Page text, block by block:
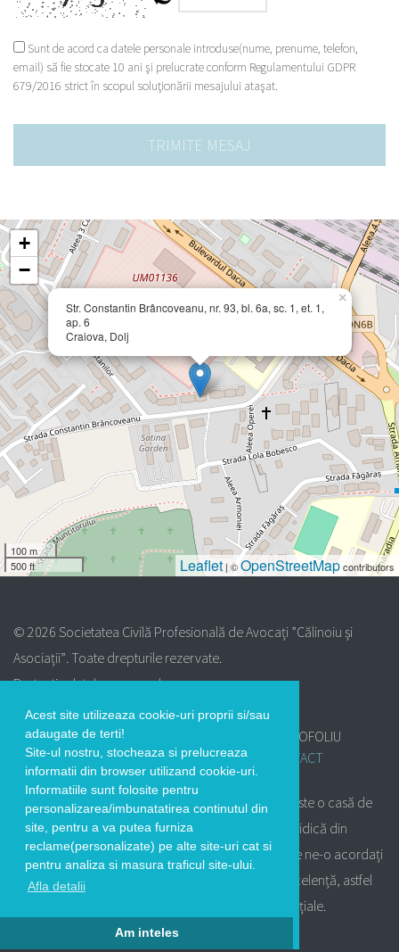
Acest site utilizeaza cookie-uri proprii si/sau
adaugate de terti!
Site-ul nostru, stocheaza si prelucreaza
informatii din browser utilizand cookie-uri.
Informatiile sunt folosite pentru
personalizarea/imbunatatirea continutul din
site, pentru a va putea furniza
reclame(personalizate) pe alte site-uri cat si
pentru analiza si masura traficul site-ului.
Afla detalii
Am inteles
Sunt de acord ca datele personale introduse(nume, prenume, telefon,
email) să fie stocate 10 ani şi prelucrate conform Regulamentului GDPR
679/2016 strict în scopul soluţionării mesajului ataşat.
TRIMITE MESAJ
Str. Constantin Brâncoveanu, nr. 93, bl. 6a, sc. 1, et. 1,
ap. 6
Craiova, Dolj
×
+
−
100 m
500 ft
Leaflet| ©OpenStreetMapcontributors
© 2026 Societatea Civilă Profesională de Avocați ”Călinoiu și
Asociații”. Toate drepturile rezervate.
Protectia datelor personale
CINE SUNTEM NOI?
PORTOFOLIU
ARTICOLE JURIDICE ONORARII CONTACT
Societatea Civilă de Avocați ”Călinoiu și Asociații” este o casă de
avocatură ce s-a impus pe piața de consultanță juridică din
România de mai bine de 10 ani. Încrederea pe care ne-o acordați
va fi încununată cu devotamentul nostru pentru excelență, astfel
încât să beneficiați de cele mai bune servicii avocațiale.